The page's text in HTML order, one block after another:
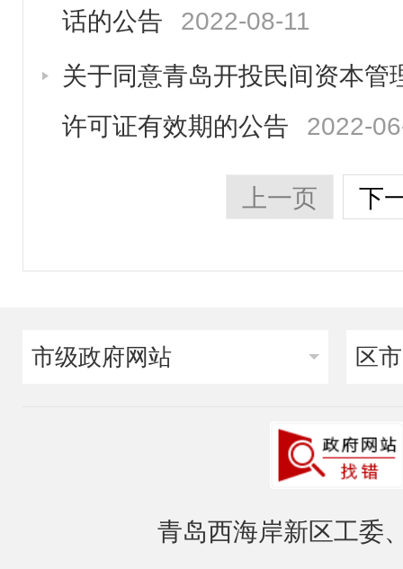
话的公告
2022-08-11
关于同意青岛开投民间资本管
许可证有效期的公告
2022-
上一页 下
市级政府网站 区
青岛西海岸新区工委